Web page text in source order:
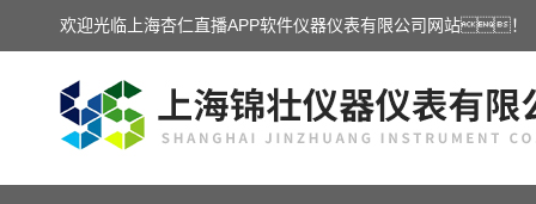
欢迎光临上海杏仁直播APP软件仪器仪表有限公司网站！